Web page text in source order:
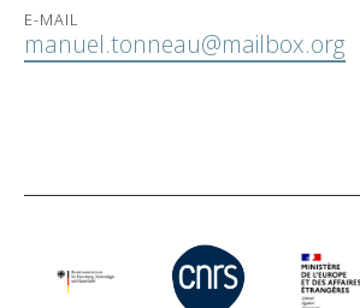
E-MAIL
manuel.tonneau@mailbox.org